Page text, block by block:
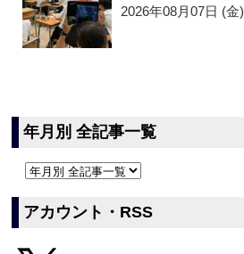
2026年08月07日 (金)
年月別 全記事一覧
アカウント・RSS